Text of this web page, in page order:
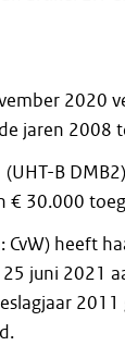
2020
jaren 2008
B
€ 30.000
CvW) heeft
juni 2021
2011